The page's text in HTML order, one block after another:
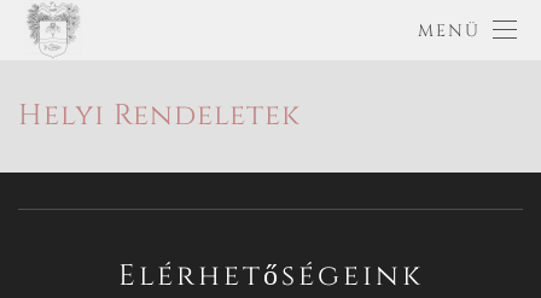
MENÜ
Helyi Rendeletek
Elérhetőségeink